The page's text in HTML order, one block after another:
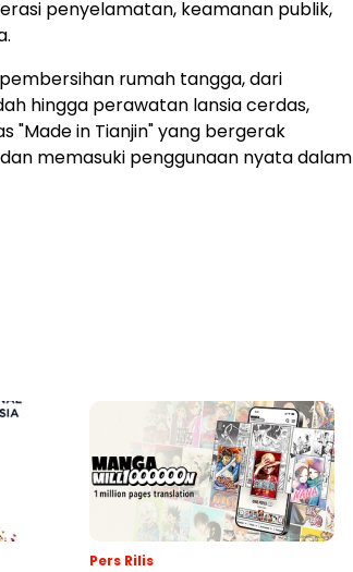
penyelamatan, keamanan publik,
rumah tangga, dari
hingga perawatan lansia cerdas,
"Made in Tianjin" yang bergerak
memasuki penggunaan nyata dalam
Pers Rilis